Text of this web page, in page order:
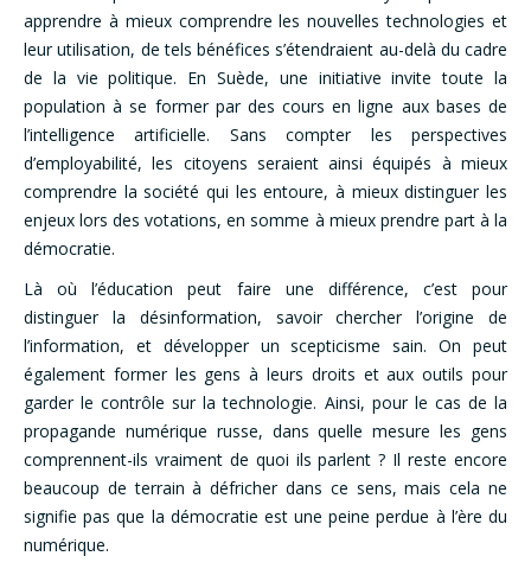
apprendre à mieux comprendre les nouvelles technologies et
leur utilisation, de tels bénéfices s’étendraient au-delà du cadre
de la vie politique. En Suède, une initiative invite toute la
population à se former par des cours en ligne aux bases de
l’intelligence artificielle. Sans compter les perspectives
d’employabilité, les citoyens seraient ainsi équipés à mieux
comprendre la société qui les entoure, à mieux distinguer les
enjeux lors des votations, en somme à mieux prendre part à la
démocratie.
Là où l’éducation peut faire une différence, c’est pour
distinguer la désinformation, savoir chercher l’origine de
l’information, et développer un scepticisme sain. On peut
également former les gens à leurs droits et aux outils pour
garder le contrôle sur la technologie. Ainsi, pour le cas de la
propagande numérique russe, dans quelle mesure les gens
comprennent-ils vraiment de quoi ils parlent ? Il reste encore
beaucoup de terrain à défricher dans ce sens, mais cela ne
signifie pas que la démocratie est une peine perdue à l’ère du
numérique.